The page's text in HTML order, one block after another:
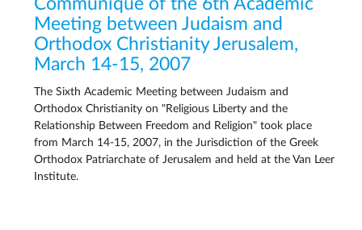
Communique of the 6th Academic
Meeting between Judaism and
Orthodox Christianity Jerusalem,
March 14-15, 2007
The Sixth Academic Meeting between Judaism and
Orthodox Christianity on "Religious Liberty and the
Relationship Between Freedom and Religion" took place
from March 14-15, 2007, in the Jurisdiction of the Greek
Orthodox Patriarchate of Jerusalem and held at the Van Leer
Institute.